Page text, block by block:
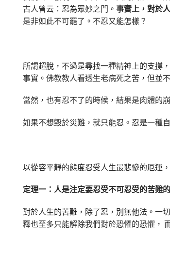
古人曾云：忍為眾妙之門。 事實上，對於
是非如此不可罷了。不忍又能怎樣？
所謂超脫，不過是尋找一種精神上的支撐
事實。佛教教人看透生老病死之苦，但並
當然，也有忍不了的時候，結果是肉體的
如果不想毀於災難，就只能忍。忍是一種
以從容平靜的態度忍受人生最悲慘的厄運
定理一：人是注定要忍受不可忍受的苦難
對於人生的苦難，除了忍，別無他法。一
釋也至多只能解除我們對於恐懼的恐懼，